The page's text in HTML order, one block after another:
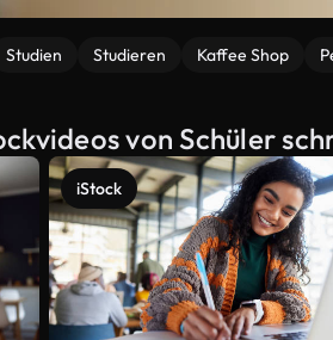
Studien Studieren Kaffee Shop
von Schüler
iStock